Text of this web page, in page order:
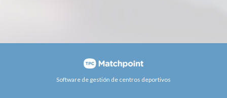
Software de gestión de centros deportivos